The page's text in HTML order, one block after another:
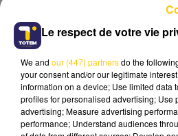
Le respect de votre vie
We and our (447) partnersdo the
your consent and/or our legitimate
information on a device; Use limited data
profiles for personalised advertising; Use
advertising; Measure advertising
performance; Understand audiences